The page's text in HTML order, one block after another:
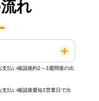
れ
払い確認後約2～3週間後の出
払い確認後最短2営業日で出